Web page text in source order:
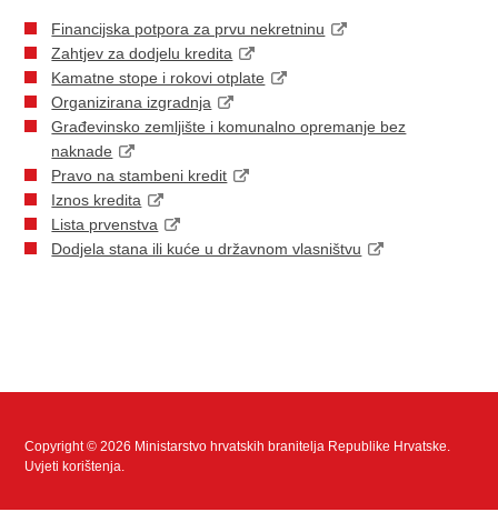
Financijska potpora za prvu nekretninu
Zahtjev za dodjelu kredita
Kamatne stope i rokovi otplate
Organizirana izgradnja
Građevinsko zemljište i komunalno opremanje bez
naknade
Pravo na stambeni kredit
Iznos kredita
Lista prvenstva
Dodjela stana ili kuće u državnom vlasništvu
Copyright © 2026 Ministarstvo hrvatskih branitelja Republike Hrvatske.
Uvjeti korištenja.